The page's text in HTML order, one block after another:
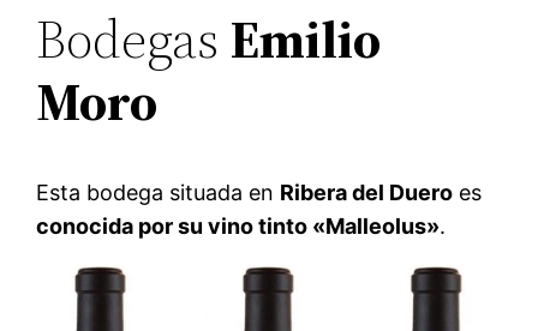
Bodegas Emilio
Moro
Esta bodega situada en Ribera del Duero es
conocida por su vino tinto «Malleolus».